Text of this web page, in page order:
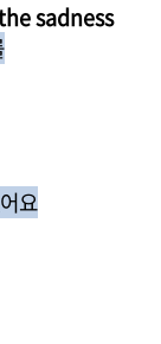
sadness
요